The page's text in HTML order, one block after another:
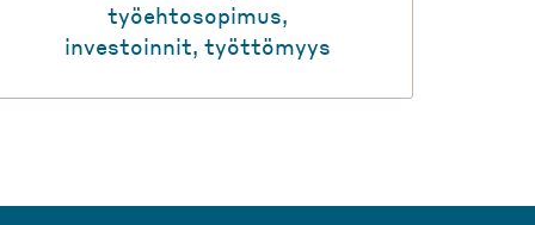
työehtosopimus,
investoinnit,työttömyys